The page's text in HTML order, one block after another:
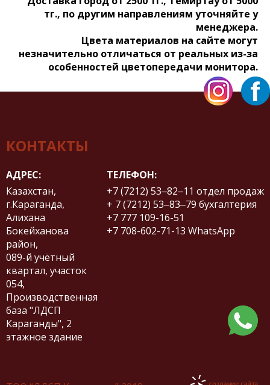
тг., по другим направлениям уточняйте у
менеджера.
Цвета материалов на сайте могут
незначительно отличаться от реальных из-за
особенностей цветопередачи монитора.
КОНТАКТЫ
АДРЕС:
Казахстан,
г.Караганда,
Алихана
Бокейханова
район,
​089-й учётный
квартал, участок
054,
Производственная
база "ЛДСП
Караганды", 2
этажное здание
ТЕЛЕФОН:
+7 (7212) 53‒82‒11 отдел продаж
+ 7 (7212) 53‒83‒79 бухгалтерия
+7 777 109-16-51
+7 708-602-71-13 WhatsApp